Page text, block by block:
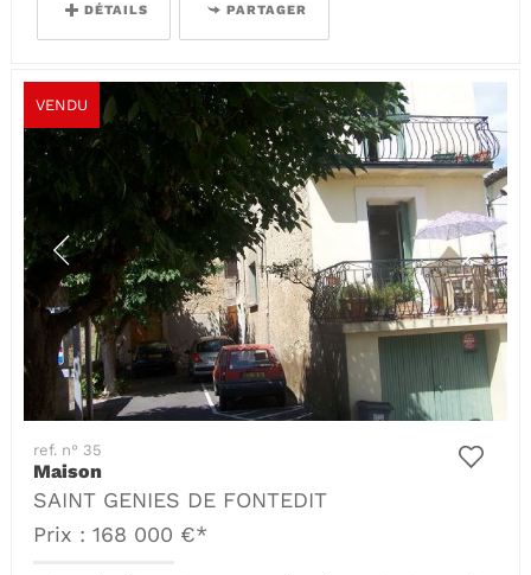
DÉTAILS PARTAGER
VENDU
ref. n° 35
Maison
SAINT GENIES DE FONTEDIT
Prix : 168 000 €*